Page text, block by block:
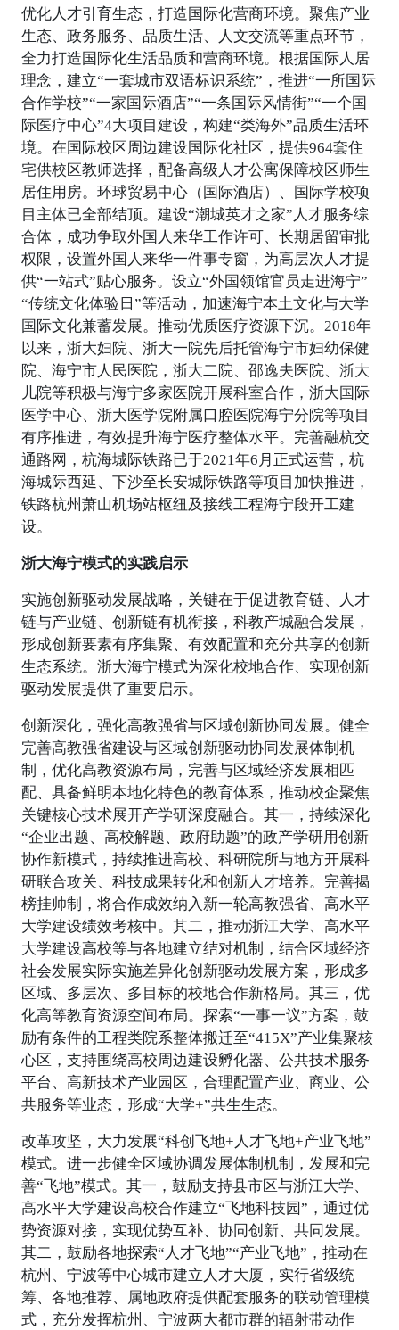
优化人才引育生态，打造国际化营商环境。聚焦产业
生态、政务服务、品质生活、人文交流等重点环节，
全力打造国际化生活品质和营商环境。根据国际人居
理念，建立“一套城市双语标识系统”，推进“一所国际
合作学校”“一家国际酒店”“一条国际风情街”“一个国
际医疗中心”4大项目建设，构建“类海外”品质生活环
境。在国际校区周边建设国际化社区，提供964套住
宅供校区教师选择，配备高级人才公寓保障校区师生
居住用房。环球贸易中心（国际酒店）、国际学校项
目主体已全部结顶。建设“潮城英才之家”人才服务综
合体，成功争取外国人来华工作许可、长期居留审批
权限，设置外国人来华一件事专窗，为高层次人才提
供“一站式”贴心服务。设立“外国领馆官员走进海宁”
“传统文化体验日”等活动，加速海宁本土文化与大学
国际文化兼蓄发展。推动优质医疗资源下沉。2018年
以来，浙大妇院、浙大一院先后托管海宁市妇幼保健
院、海宁市人民医院，浙大二院、邵逸夫医院、浙大
儿院等积极与海宁多家医院开展科室合作，浙大国际
医学中心、浙大医学院附属口腔医院海宁分院等项目
有序推进，有效提升海宁医疗整体水平。完善融杭交
通路网，杭海城际铁路已于2021年6月正式运营，杭
海城际西延、下沙至长安城际铁路等项目加快推进，
铁路杭州萧山机场站枢纽及接线工程海宁段开工建
设。
浙大海宁模式的实践启示
实施创新驱动发展战略，关键在于促进教育链、人才
链与产业链、创新链有机衔接，科教产城融合发展，
形成创新要素有序集聚、有效配置和充分共享的创新
生态系统。浙大海宁模式为深化校地合作、实现创新
驱动发展提供了重要启示。
创新深化，强化高教强省与区域创新协同发展。健全
完善高教强省建设与区域创新驱动协同发展体制机
制，优化高教资源布局，完善与区域经济发展相匹
配、具备鲜明本地化特色的教育体系，推动校企聚焦
关键核心技术展开产学研深度融合。其一，持续深化
“企业出题、高校解题、政府助题”的政产学研用创新
协作新模式，持续推进高校、科研院所与地方开展科
研联合攻关、科技成果转化和创新人才培养。完善揭
榜挂帅制，将合作成效纳入新一轮高教强省、高水平
大学建设绩效考核中。其二，推动浙江大学、高水平
大学建设高校等与各地建立结对机制，结合区域经济
社会发展实际实施差异化创新驱动发展方案，形成多
区域、多层次、多目标的校地合作新格局。其三，优
化高等教育资源空间布局。探索“一事一议”方案，鼓
励有条件的工程类院系整体搬迁至“415X”产业集聚核
心区，支持围绕高校周边建设孵化器、公共技术服务
平台、高新技术产业园区，合理配置产业、商业、公
共服务等业态，形成“大学+”共生生态。
改革攻坚，大力发展“科创飞地+人才飞地+产业飞地”
模式。进一步健全区域协调发展体制机制，发展和完
善“飞地”模式。其一，鼓励支持县市区与浙江大学、
高水平大学建设高校合作建立“飞地科技园”，通过优
势资源对接，实现优势互补、协同创新、共同发展。
其二，鼓励各地探索“人才飞地”“产业飞地”，推动在
杭州、宁波等中心城市建立人才大厦，实行省级统
筹、各地推荐、属地政府提供配套服务的联动管理模
式，充分发挥杭州、宁波两大都市群的辐射带动作